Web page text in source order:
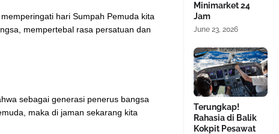
hari Sumpah Pemuda kita
mempertebal rasa persatuan dan
sebagai generasi penerus bangsa
maka di jaman sekarang kita
Minimarket 24
Jam
June 23, 2026
Terungkap!
Rahasia di Balik
Kokpit Pesawat